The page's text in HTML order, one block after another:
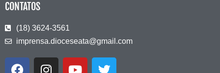
CONTATOS
(18) 3624-3561
imprensa.dioceseata@gmail.com